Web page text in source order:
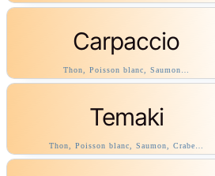
Carpaccio
Thon, Poisson blanc, Saumon…
Temaki
Thon, Poisson blanc, Saumon, Crabe…